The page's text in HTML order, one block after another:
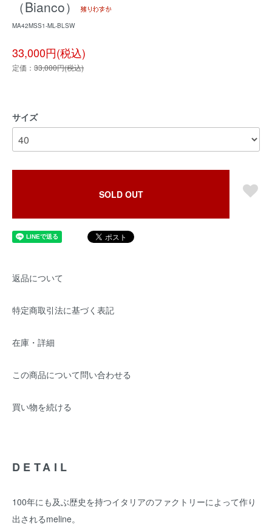
（Bianco）
MA42MSS1-ML-BLSW
33,000円(税込)
定価： 33,000円(税込)
サイズ
SOLD OUT
返品について
特定商取引法に基づく表記
在庫・詳細
この商品について問い合わせる
買い物を続ける
DETAIL
100年にも及ぶ歴史を持つイタリアのファクトリーによって作り
出されるmeline。